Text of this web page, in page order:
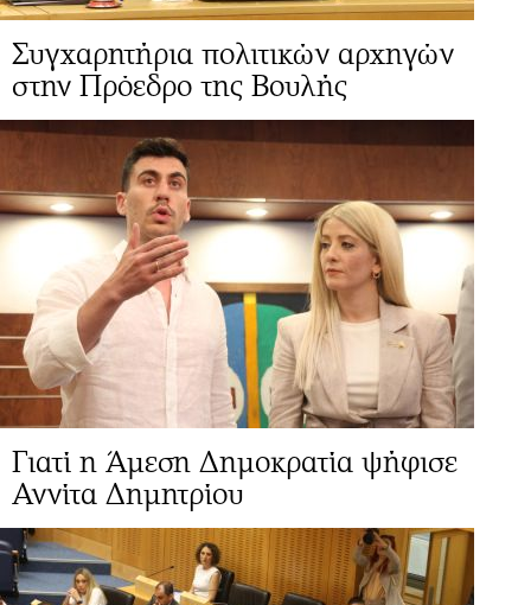
Συγχαρητήρια πολιτικών αρχηγών
στην Πρόεδρο της Βουλής
Γιατί η Άμεση Δημοκρατία ψήφισε
Αννίτα Δημητρίου